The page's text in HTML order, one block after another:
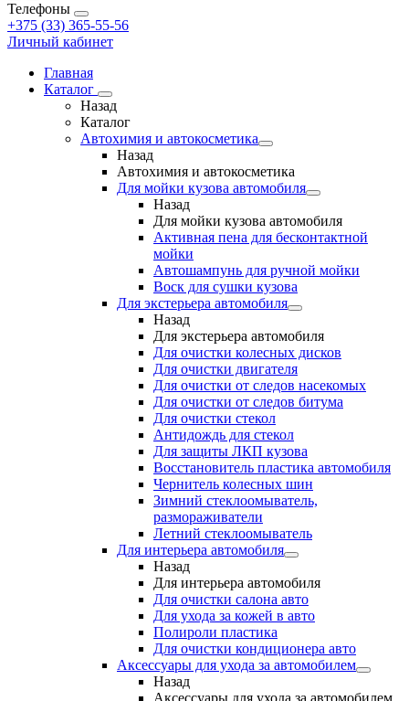
Телефоны
+375 (33) 365-55-56
Личный кабинет
Главная
Каталог
Назад
Каталог
Автохимия и автокосметика
Назад
Автохимия и автокосметика
Для мойки кузова автомобиля
Назад
Для мойки кузова автомобиля
Активная пена для бесконтактной
мойки
Автошампунь для ручной мойки
Воск для сушки кузова
Для экстерьера автомобиля
Назад
Для экстерьера автомобиля
Для очистки колесных дисков
Для очистки двигателя
Для очистки от следов насекомых
Для очистки от следов битума
Для очистки стекол
Антидождь для стекол
Для защиты ЛКП кузова
Восстановитель пластика автомобиля
Чернитель колесных шин
Зимний стеклоомыватель,
размораживатели
Летний стеклоомыватель
Для интерьера автомобиля
Назад
Для интерьера автомобиля
Для очистки салона авто
Для ухода за кожей в авто
Полироли пластика
Для очистки кондиционера авто
Аксессуары для ухода за автомобилем
Назад
Аксессуары для ухода за автомобилем